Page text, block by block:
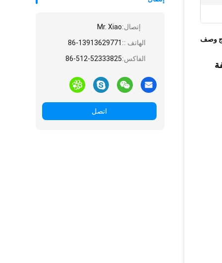
إتصال:Mr. Xiao
الهاتف :: 86-13913629771
الفاكس:86-512-52333825
اتصل
وصف